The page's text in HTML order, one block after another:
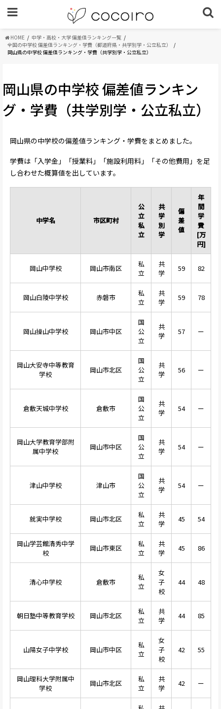
HOME
中学・高校・大学 偏差値ランキング一覧
全国の中学校 偏差値ランキング・学費（都道府県・共学別学・公立私立）
岡山県の中学校 偏差値ランキング・学費（共学別学・公立私立）
岡山県の中学校 偏差値ランキン
グ・学費（共学別学・公立私立）
岡山県の中学校の偏差値ランキング・学費をまとめました。
学費は「入学金」「授業料」「施設利用料」「その他費用」を足
し合わせた概算値を出しています。
中学名 市区町村
公
立
私
立
共
学
別
学
偏
差
値
年
間
学
費
[万
円]
岡山中学校 岡山市南区
私
立
共
学
59 82
岡山白陵中学校 赤磐市
私
立
共
学
59 78
岡山操山中学校 岡山市中区
国
公
立
共
学
57 ー
岡山大安寺中等教育
学校
岡山市北区
国
公
立
共
学
56 ー
倉敷天城中学校 倉敷市
国
公
立
共
学
54 ー
岡山大学教育学部附
属中学校
岡山市中区
国
公
立
共
学
54 ー
津山中学校 津山市
国
公
立
共
学
54 ー
就実中学校 岡山市北区
私
立
共
学
45 54
岡山学芸館清秀中学
校
岡山市東区
私
立
共
学
45 86
清心中学校 倉敷市
私
立
女
子
校
44 48
朝日塾中等教育学校 岡山市北区
私
立
共
学
44 85
山陽女子中学校 岡山市中区
私
立
女
子
校
42 55
岡山理科大学附属中
学校
岡山市北区
私
立
共
学
42 ー